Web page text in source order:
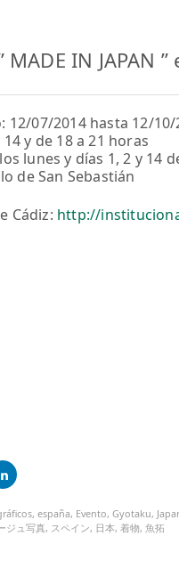
IN JAPAN ”
12/07/2014 hasta 12/10/
y de 18 a 21 horas
lunes y días 1, 2 y 14
de San Sebastián
Cádiz: http://
,españa, Evento,Gyotaku,
ジュ写真, スペイン, 日本,着物,魚拓